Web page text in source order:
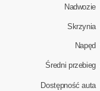
Nadwozie
Skrzynia
Napęd
Średni przebieg
Dostępność auta